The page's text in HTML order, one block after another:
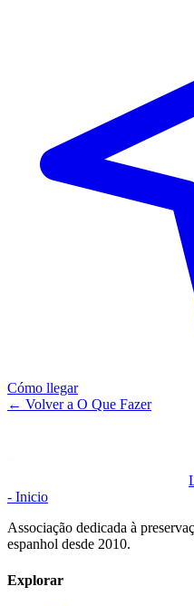
Cómo llegar
← Volver a O Que Fazer
- Inicio
Associação dedicada à
espanhol desde 2010.
Explorar